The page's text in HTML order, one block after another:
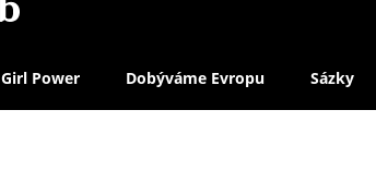
Girl Power Dobýváme Evropu Sázky